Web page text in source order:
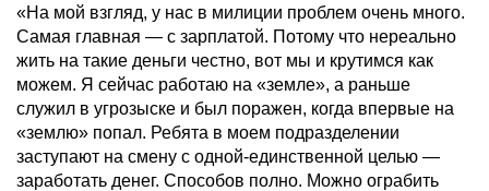
«На мой взгляд, у нас в милиции проблем очень много.
Самая главная — с зарплатой. Потому что нереально
жить на такие деньги честно, вот мы и крутимся как
можем. Я сейчас работаю на «земле», а раньше
служил в угрозыске и был поражен, когда впервые на
«землю» попал. Ребята в моем подразделении
заступают на смену с одной-единственной целью —
заработать денег. Способов полно. Можно ограбить